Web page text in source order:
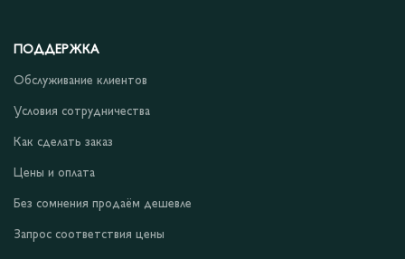
ПОДДЕРЖКА
Обслуживание клиентов
Условия сотрудничества
Как сделать заказ
Цены и оплата
Без сомнения продаём дешевле
Запрос соответствия цены